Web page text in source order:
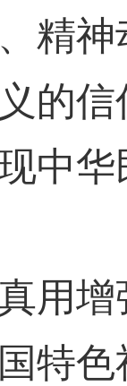
精
的
中
增
特